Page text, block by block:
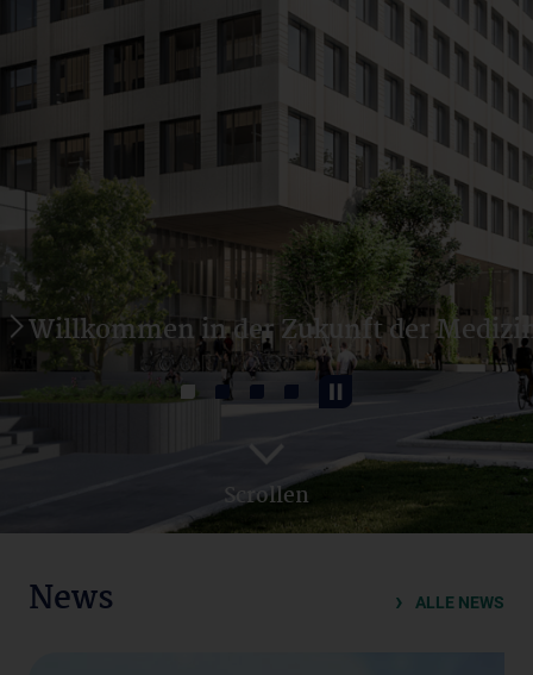
Scrollen
News ALLE NEWS